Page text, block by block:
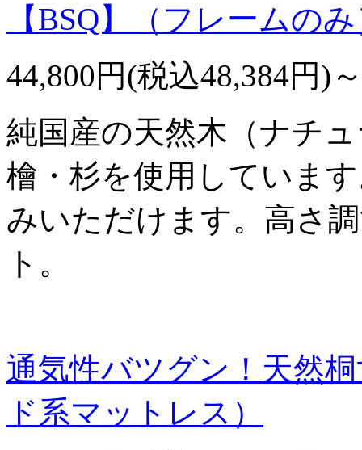
【BSQ】（フレームの
44,800円(税込48,384円)～
純国産の天然木（ナチ
檜・杉を使用していま
みいただけます。高さ
ト。
通気性バツグン！天然
ド系マットレス）